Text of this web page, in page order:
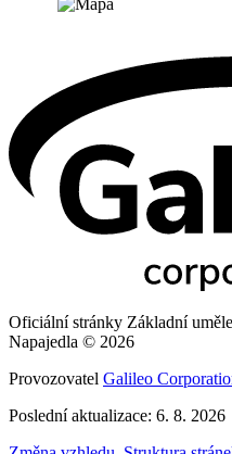
Oficiální stránky Základní
Napajedla © 2026
Provozovatel Galileo
Poslední aktualizace: 6. 8. 2026